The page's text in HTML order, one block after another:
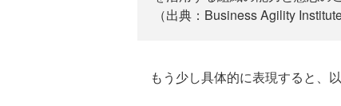
（出典：Business Agility
もう少し具体的に表現すると、